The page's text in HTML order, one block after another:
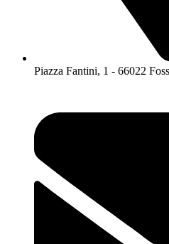
Piazza Fantini, 1 - 66022